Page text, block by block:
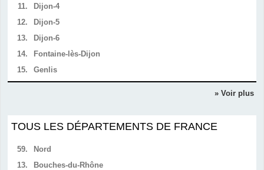
11.
Dijon-4
12.
Dijon-5
13.
Dijon-6
14.
Fontaine-lès-Dijon
15.
Genlis
» Voir plus
TOUS LES DÉPARTEMENTS DE FRANCE
59.
Nord
13.
Bouches-du-Rhône